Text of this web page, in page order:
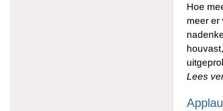
Hoe
meer er
Lees